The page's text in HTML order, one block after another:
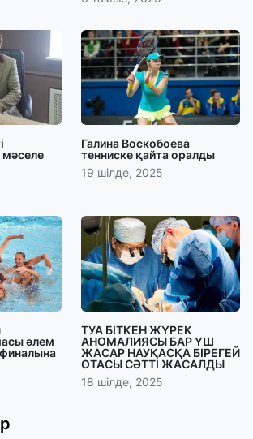
Галина Воскобоева
тенниске қайта оралды
19 шілде, 2025
әлем
ТУА БІТКЕН ЖҮРЕК
АНОМАЛИЯСЫ БАР ҮШ
ЖАСАР НАУҚАСҚА БІРЕГЕЙ
ОТАСЫ СӘТТІ ЖАСАЛДЫ
18 шілде, 2025